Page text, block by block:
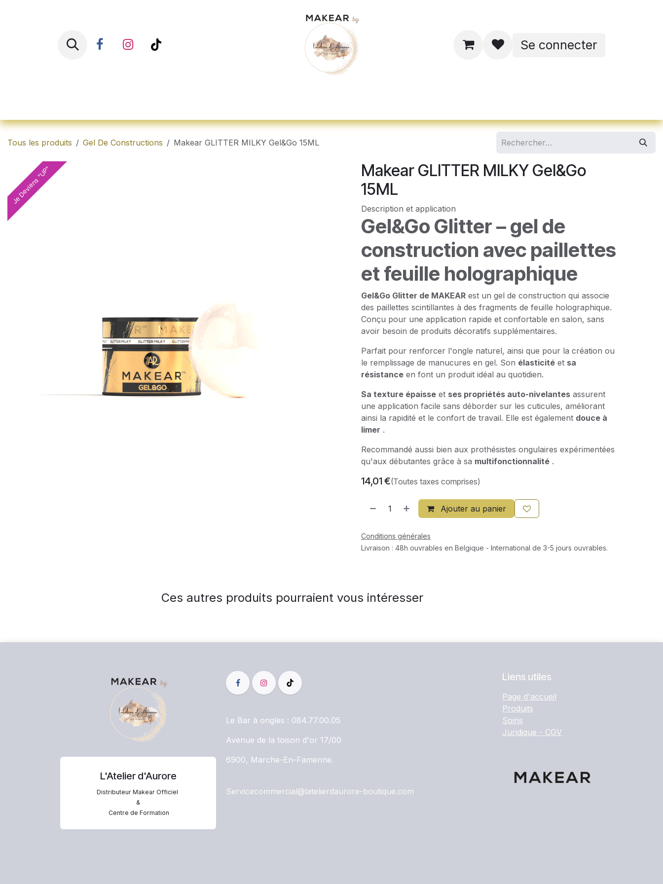
Se connecter
Tous les produits Gel De Constructions Makear GLITTER MILKY Gel&Go 15ML
Je Deviens "UP"
Makear GLITTER MILKY Gel&Go
15ML
Description et application
Gel&Go Glitter – gel de
construction avec paillettes
et feuille holographique
Gel&Go Glitter de MAKEAR est un gel de construction qui associe
des paillettes scintillantes à des fragments de feuille holographique.
Conçu pour une application rapide et confortable en salon, sans
avoir besoin de produits décoratifs supplémentaires.
Parfait pour renforcer l'ongle naturel, ainsi que pour la création ou
le remplissage de manucures en gel. Son élasticité et sa
résistance en font un produit idéal au quotidien.
Sa texture épaisse et ses propriétés auto-nivelantes assurent
une application facile sans déborder sur les cuticules, améliorant
ainsi la rapidité et le confort de travail. Elle est également douce à
limer .
Recommandé aussi bien aux prothésistes ongulaires expérimentées
qu'aux débutantes grâce à sa multifonctionnalité .
14,01€(Toutes taxes comprises)
Ajouter au panier
Conditions générales
Livraison : 48h ouvrables en Belgique - International de 3-5 jours ouvrables.
Ces autres produits pourraient vous intéresser
Liens utiles
Page d'accueil
Produits
Soins
Juridique - CGV
Le Bar à ongles : 084.77.00.05
Avenue de la toison d'or 17/00
6900, Marche-En-Famenne.
Servicecommercial@latelierdaurore-boutique.com
L'Atelier d'Aurore
Distributeur Makear Officiel
&
Centre de Formation